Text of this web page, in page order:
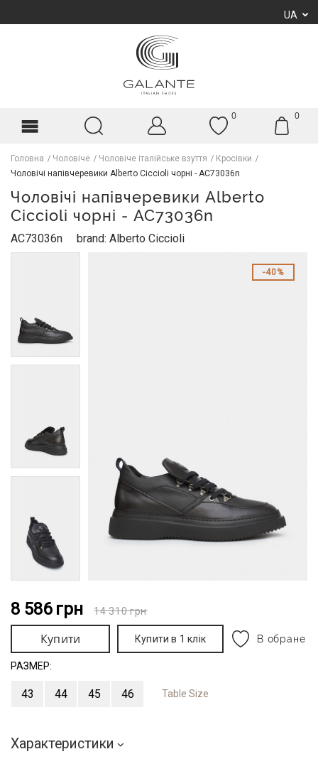
UA
0 0
Головна Чоловіче Чоловіче італійське взуття
Кросівки
Чоловічі напівчеревики Alberto Ciccioli чорні - AC73036n
Чоловічі напівчеревики Alberto
Ciccioli чорні - AC73036n
AC73036n brand: Alberto Ciccioli
40%
8 586 грн 14 310грн
Купити Купити в 1 клік В обране
РАЗМЕР:
43 44 45 46 Table Size
Характеристики